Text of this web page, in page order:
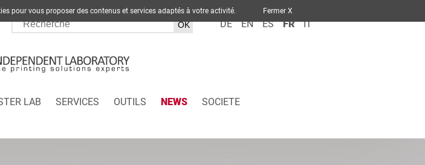
DE EN ES FR IT
LAB SERVICES OUTILS NEWS SOCIETE
pour vous proposer des contenus et services adaptés à votre activité. Fermer X